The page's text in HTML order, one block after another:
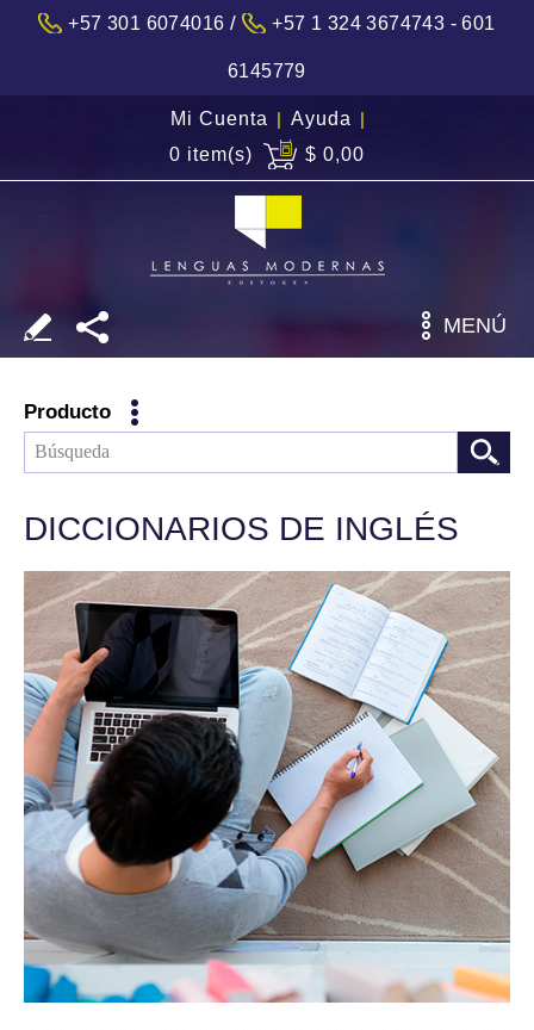
+57 301 6074016 / +57 1 324 3674743 - 601
6145779
Mi Cuenta | Ayuda |
0 item(s)
$ 0,00
MENÚ
Producto
DICCIONARIOS DE INGLÉS